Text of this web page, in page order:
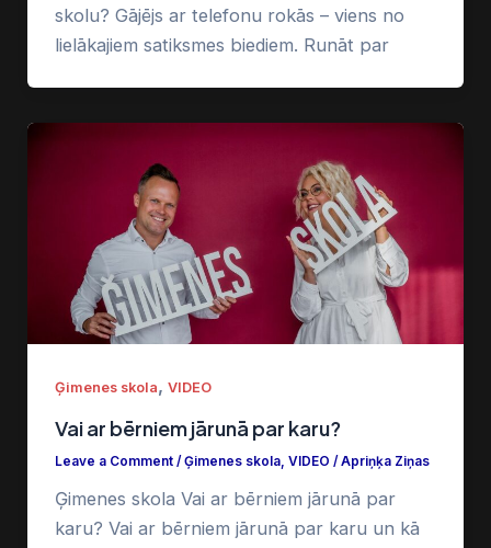
skolu? Gājējs ar telefonu rokās – viens no
lielākajiem satiksmes biediem. Runāt par
Ģimenes skola, VIDEO
Vai ar bērniem jārunā par karu?
Leave a Comment / Ģimenes skola, VIDEO / Apriņķa Ziņas
Ģimenes skola Vai ar bērniem jārunā par
karu? Vai ar bērniem jārunā par karu un kā